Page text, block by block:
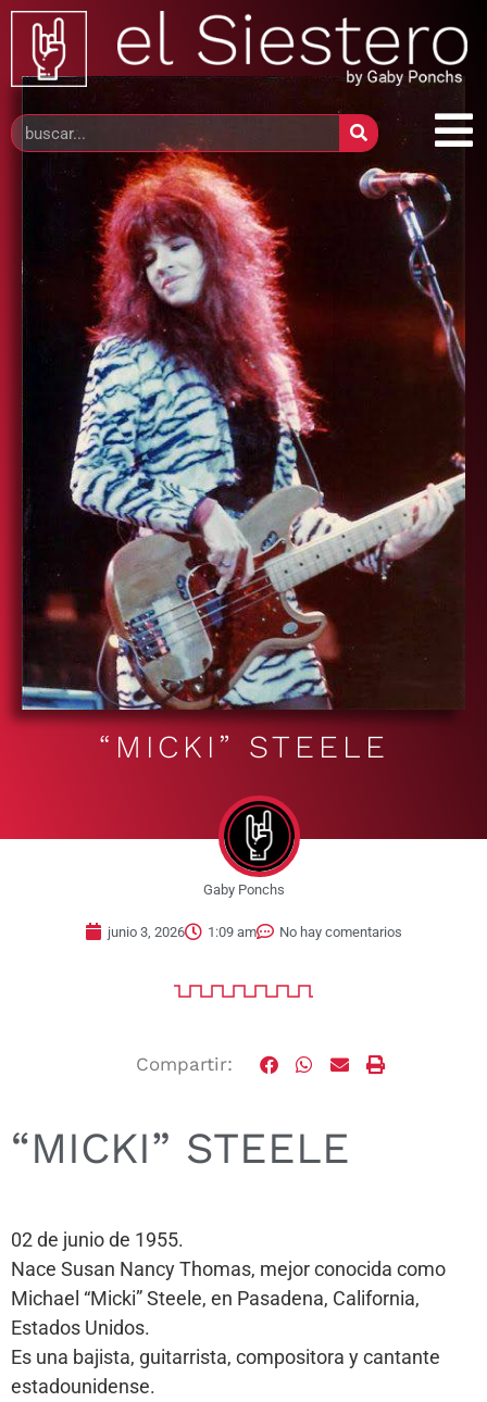
“MICKI” STEELE
Gaby Ponchs
junio 3, 2026 1:09 am No hay comentarios
Compartir:
“MICKI” STEELE
02 de junio de 1955.
Nace Susan Nancy Thomas, mejor conocida como
Michael “Micki” Steele, en Pasadena, California,
Estados Unidos.
Es una bajista, guitarrista, compositora y cantante
estadounidense.